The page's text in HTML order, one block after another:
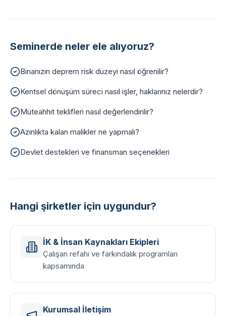
Seminerde neler ele alıyoruz?
Binanızın deprem risk düzeyi nasıl öğrenilir?
Kentsel dönüşüm süreci nasıl işler, haklarınız nelerdir?
Müteahhit teklifleri nasıl değerlendirilir?
Azınlıkta kalan malikler ne yapmalı?
Devlet destekleri ve finansman seçenekleri
Hangi şirketler için uygundur?
İK & İnsan Kaynakları Ekipleri
Çalışan refahı ve farkındalık programları
kapsamında
Kurumsal İletişim